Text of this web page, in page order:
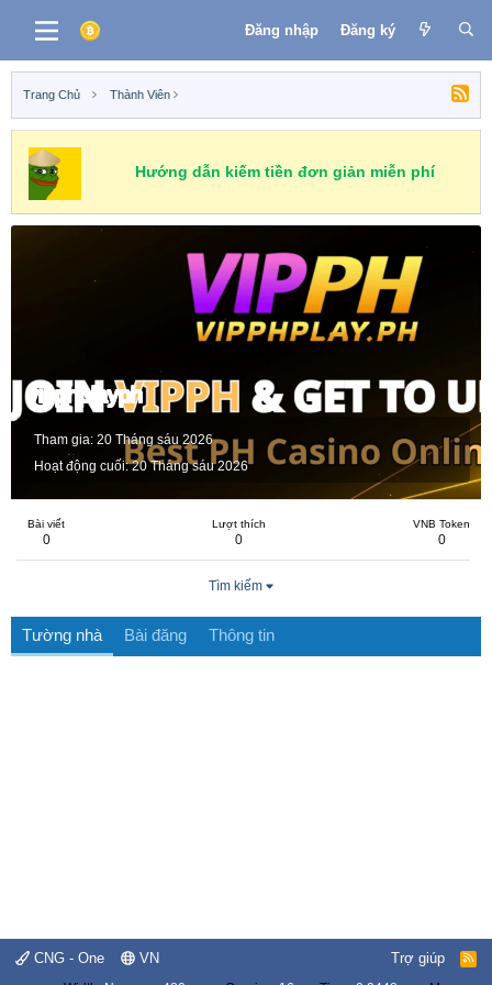
Đăng nhập Đăng ký
Trang Chủ Thành Viên
Hướng dẫn kiếm tiền đơn giản miễn phí
vipphplayph
Tham gia 20 Tháng sáu 2026
Hoạt động cuối 20 Tháng sáu 2026
Bài viết
0
Lượt thích
0
VNB Token
0
Tìm kiếm
Tường nhà Bài đăng Thông tin
CNG - One VN Trợ giúp
R